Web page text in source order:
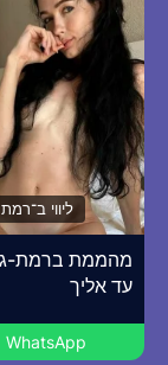
ליווי ב־רמת
מהממת ברמת-
עד אליך
WhatsApp